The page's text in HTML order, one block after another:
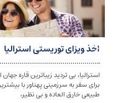
توریستی استرالیا
تردید زیباترین قاره جهان است.اخذ ویزای
سرزمینی پهناور با بیشترین تنوع زیستی
العاده و بی نظیر،